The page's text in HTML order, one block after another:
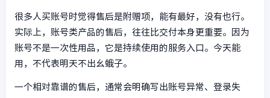
很多人买账号时觉得售后是附赠项，能有最好，没有也行。
实际上，账号类产品的售后，往往比交付本身更重要。因为
账号不是一次性用品，它是持续使用的服务入口。今天能
用，不代表明天不出幺蛾子。
一个相对靠谱的售后，通常会明确写出账号异常、登录失